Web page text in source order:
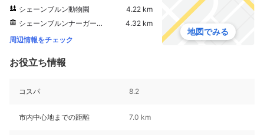
シェーンブルン動物園
4.22 km
シェーンブルンナーガーデン
4.32 km
周辺情報をチェック
地図でみる
お役立ち情報
コスパ 8.2
市内中心地までの距離 7.0 km